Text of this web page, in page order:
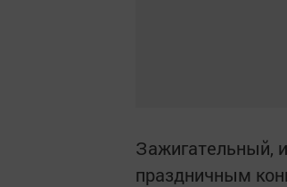
Зажигательный,
праздничным